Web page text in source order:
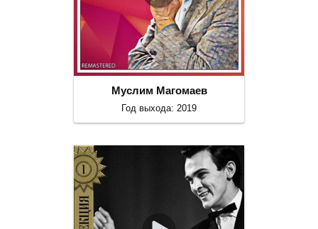
Муслим Магомаев
Год выхода: 2019